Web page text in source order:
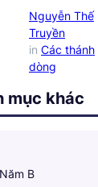
Nguyễn Thế
Truyền
in Các thánh
dòng
mục khác
B